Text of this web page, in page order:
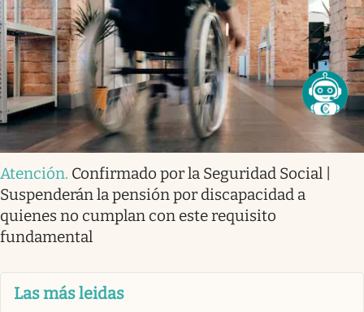
Atención. Confirmado por la Seguridad Social |
Suspenderán la pensión por discapacidad a
quienes no cumplan con este requisito
fundamental
Las más leidas